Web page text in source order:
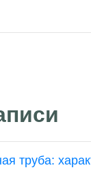
труба: